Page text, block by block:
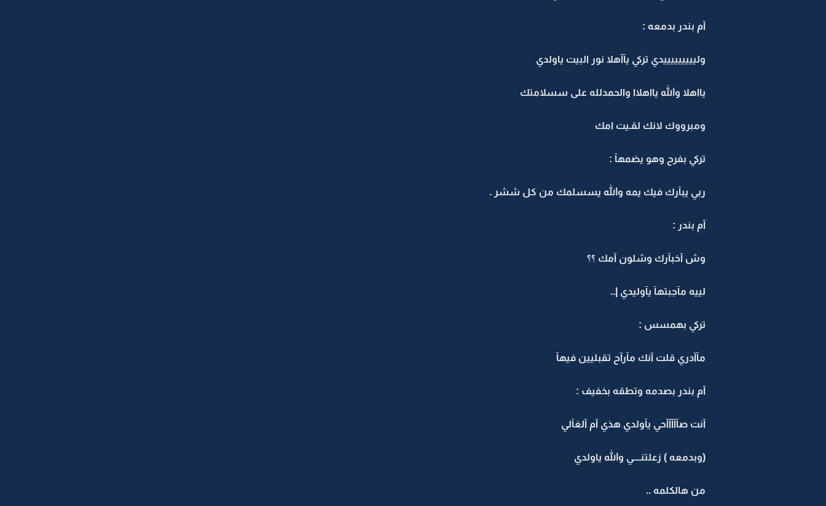
آم بندر بدمعه :
وليييييييييدي تركي يآآهلا نور البيت ياولدي
يااهلا والله يااهلاا والحمدلله على سسلامتك
ومبرووك لانك لقـيت امك
تركي بفرح وهو يضمهآ :
ربي يبآرك فيك يمه والله يسسلمك من كل ششر .
آم بندر :
وش آخبآرك وشلون آمك ؟؟
لييه مآجبتهآ يآوليدي |..
تركي بهمسس :
مآآدري قلت آنك مآرآح تقبليين فيهآ
آم بندر بصدمه وتطقه بخفيف :
آنت صآآآآآحي يآولدي هذي آم آلغآلي
(وبدمعه ) زعلتنــــي والله ياولدي
من هالكلمه ..